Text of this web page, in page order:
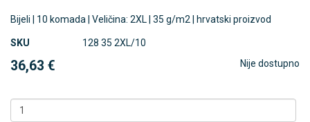
Bijeli | 10 komada | Veličina: 2XL | 35 g/m2 | hrvatski proizvod
SKU 128 35 2XL/10
36,63 € Nije dostupno